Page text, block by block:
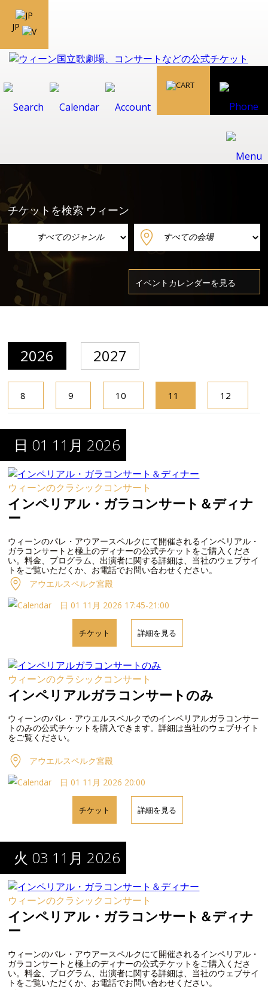
JP
チケットを検索 ウィーン
2026 2027
8 9 10 11 12
日 01 11月 2026
ウィーンのクラシックコンサート
インペリアル・ガラコンサート＆ディナ
ー
ウィーンのパレ・アウアースペルクにて開催されるインペリアル・
ガラコンサートと極上のディナーの公式チケットをご購入くださ
い。料金、プログラム、出演者に関する詳細は、当社のウェブサイ
トをご覧いただくか、お電話でお問い合わせください。
アウエルスペルク宮殿
日 01 11月 2026 17:45-21:00
チケット 詳細を見る
ウィーンのクラシックコンサート
インペリアルガラコンサートのみ
ウィーンのパレ・アウエルスベルクでのインペリアルガラコンサー
トのみの公式チケットを購入できます。詳細は当社のウェブサイト
をご覧ください。
アウエルスペルク宮殿
日 01 11月 2026 20:00
チケット 詳細を見る
火 03 11月 2026
ウィーンのクラシックコンサート
インペリアル・ガラコンサート＆ディナ
ー
ウィーンのパレ・アウアースペルクにて開催されるインペリアル・
ガラコンサートと極上のディナーの公式チケットをご購入くださ
い。料金、プログラム、出演者に関する詳細は、当社のウェブサイ
トをご覧いただくか、お電話でお問い合わせください。